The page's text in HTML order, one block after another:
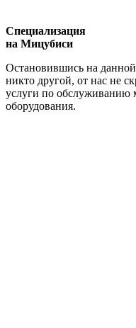
Специализация
на Мицубиси
Остановившись на
никто другой, от нас не
услуги по обслуживанию
оборудования.